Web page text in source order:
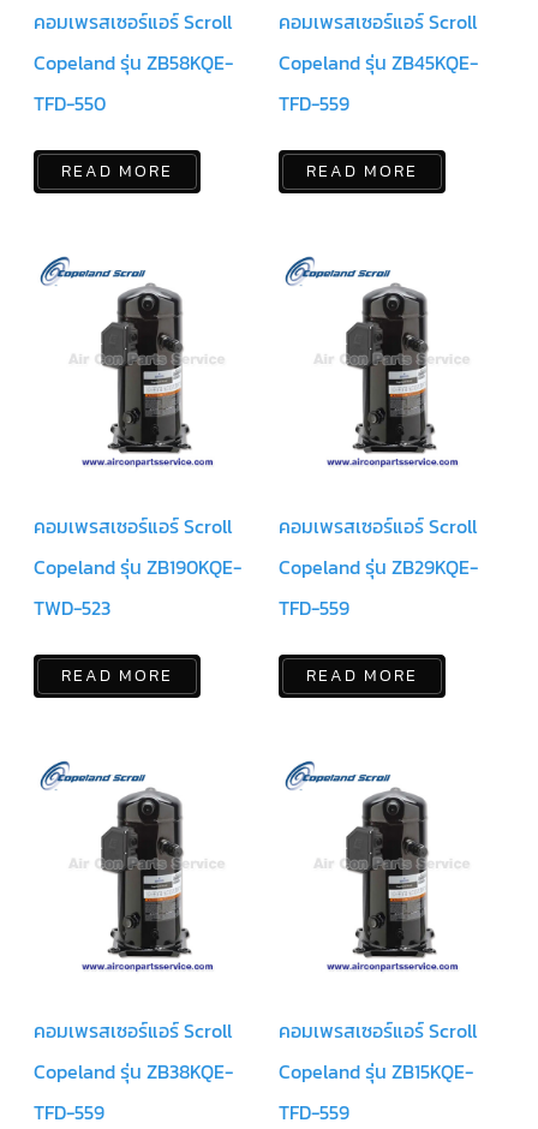
กับ
ติด
ข่าวสาร
ติดต่อ
เรา
เสนอ
คอมเพรสเซอร์แอร์ Scroll
Copeland รุ่น ZB58KQE-
TFD-550
READ MORE
คอมเพรสเซอร์แอร์ Scroll
Copeland รุ่น ZB45KQE-
TFD-559
READ MORE
คอมเพรสเซอร์แอร์ Scroll
Copeland รุ่น ZB190KQE-
TWD-523
READ MORE
คอมเพรสเซอร์แอร์ Scroll
Copeland รุ่น ZB29KQE-
TFD-559
READ MORE
คอมเพรสเซอร์แอร์ Scroll
Copeland รุ่น ZB38KQE-
TFD-559
คอมเพรสเซอร์แอร์ Scroll
Copeland รุ่น ZB15KQE-
TFD-559